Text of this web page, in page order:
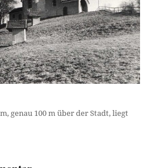
genau 100 m über der Stadt, liegt